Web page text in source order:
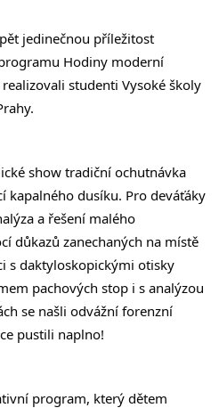
jedinečnou příležitost
Hodiny moderní
studenti Vysoké školy
show tradiční ochutnávka
kapalného dusíku. Pro deváťáky
a řešení malého
důkazů zanechaných na místě
s daktyloskopickými otisky
pachových stop i s analýzou
se našli odvážní forenzní
pustili naplno!
program, který dětem